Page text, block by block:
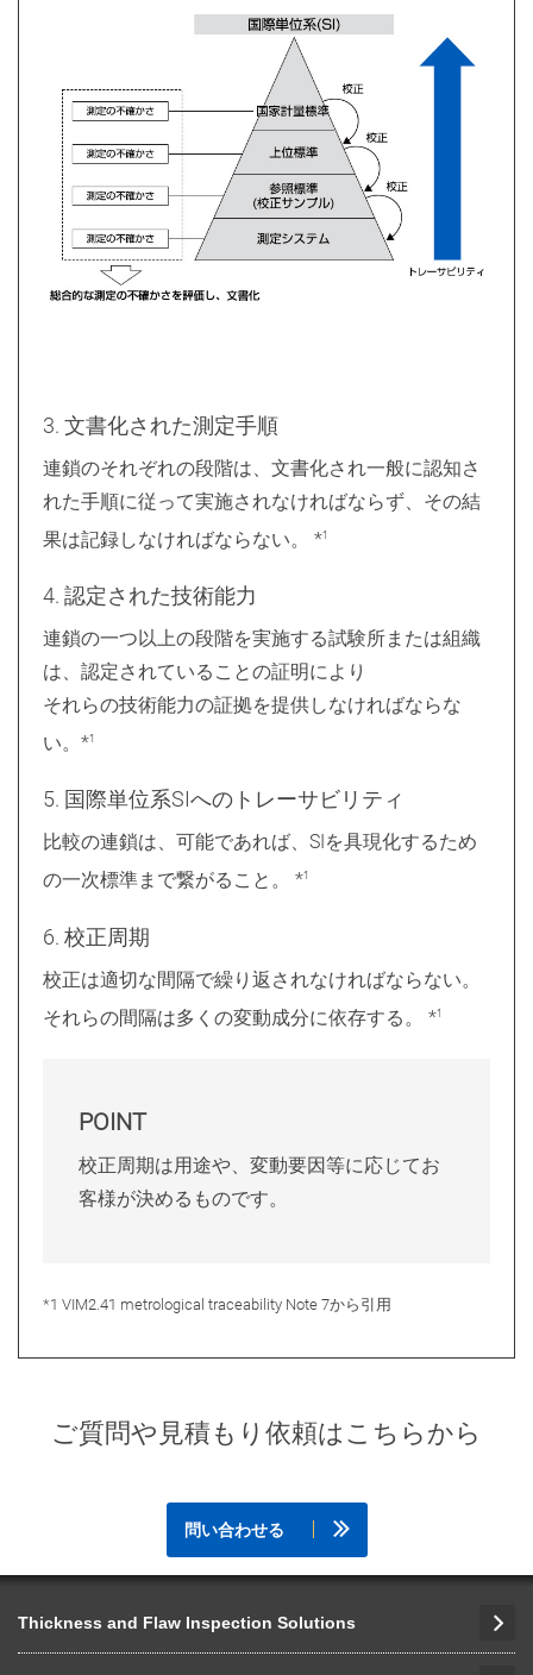
3. 文書化された測定手順
連鎖のそれぞれの段階は、文書化され一般に認知さ
れた手順に従って実施されなければならず、その結
果は記録しなければならない。 *1
4. 認定された技術能力
連鎖の一つ以上の段階を実施する試験所または組織
は、認定されていることの証明により
それらの技術能力の証拠を提供しなければならな
い。*1
5. 国際単位系SIへのトレーサビリティ
比較の連鎖は、可能であれば、SIを具現化するため
の一次標準まで繋がること。 *1
6. 校正周期
校正は適切な間隔で繰り返されなければならない。
それらの間隔は多くの変動成分に依存する。 *1
POINT
校正周期は用途や、変動要因等に応じてお
客様が決めるものです。
*1 VIM2.41 metrological traceability Note 7から引用
ご質問や見積もり依頼はこちらから
問い合わせる
Thickness and Flaw Inspection Solutions